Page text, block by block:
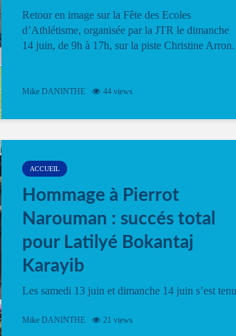
Retour en image sur la Fête des Ecoles
d’Athlétisme, organisée par la JTR le dimanche
14 juin, de 9h à 17h, sur la piste Christine Arron.
Mike DANINTHE 44 views
ACCUEIL
Hommage à Pierrot
Narouman : succés total
pour Latilyé Bokantaj
Karayib
Les samedi 13 juin et dimanche 14 juin s’est tenu
vibrant à Pierrot Narouman, organisé par
Mike DANINTHE 21 views